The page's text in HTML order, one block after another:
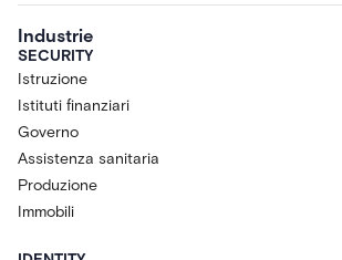
Industrie
SECURITY
Istruzione
Istituti finanziari
Governo
Assistenza sanitaria
Produzione
Immobili